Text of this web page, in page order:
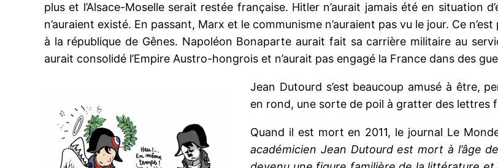
plus et l’Alsace-Moselle serait restée française. Hitler n’aurait jamais été en situation
n’auraient existé. En passant, Marx et le communisme n’auraient pas vu le jour. Ce
à la république de Gênes. Napoléon Bonaparte aurait fait sa carrière militaire au
aurait consolidé l’Empire Austro-hongrois et n’aurait pas engagé la France dans des
Jean Dutourd s’est beaucoup amusé à être,
en rond, une sorte de poil à gratter des lettres
Quand il est mort en 2011, le journal Le
académicien Jean Dutourd est mort à l’âge